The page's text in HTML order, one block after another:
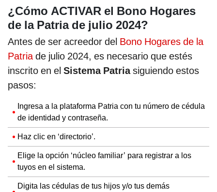
¿Cómo ACTIVAR el Bono Hogares
de la Patria de julio 2024?
Antes de ser acreedor del Bono Hogares de la
Patriade julio 2024, es necesario que estés
inscrito en el Sistema Patriasiguiendo estos
pasos:
Ingresa a la plataforma Patria con tu número de cédula
de identidad y contraseña.
Haz clic en ‘directorio’.
Elige la opción ‘núcleo familiar’ para registrar a los
tuyos en el sistema.
Digita las cédulas de tus hijos y/o tus demás